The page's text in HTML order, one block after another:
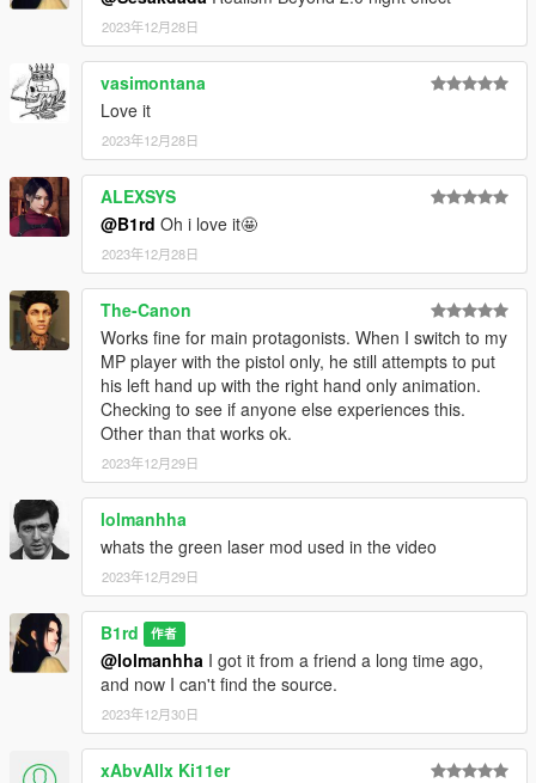
2023年12月28日
vasimontana
Love it
2023年12月28日
ALEXSYS
@B1rd Oh i love it🤩
2023年12月28日
The-Canon
Works fine for main protagonists. When I switch to my
MP player with the pistol only, he still attempts to put
his left hand up with the right hand only animation.
Checking to see if anyone else experiences this.
Other than that works ok.
2023年12月29日
lolmanhha
whats the green laser mod used in the video
2023年12月29日
B1rd 作者
@lolmanhha I got it from a friend a long time ago,
and now I can't find the source.
2023年12月30日
xAbvAllx Ki11er